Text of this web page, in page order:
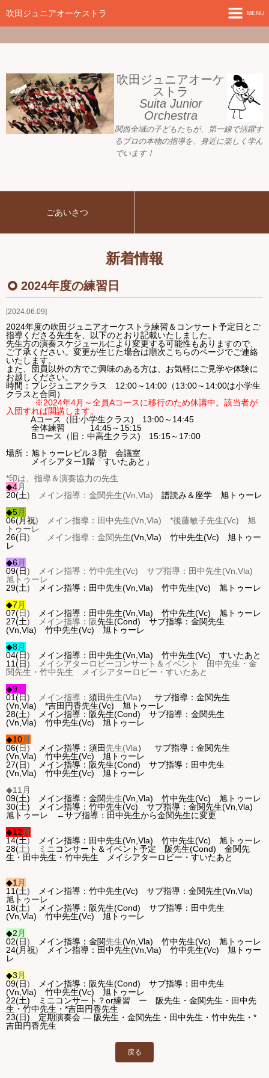
verification=nW1XDOjsXUeBk5Tr0WL2kTnlmTP78udH3yRHAbTSBv8
吹田ジュニアオーケストラ
吹田ジュニアオーケ
ストラ
Suita Junior
Orchestra
関西全域の子どもたちが、
第一線で活躍す
るプロの本物の指導を、身近に楽しく学ん
でいます！
MENU
ホーム
新着情報
活動目標
指導者ご紹介
プレジュニア クラス
Ｑ＆Ａ
お問い合わせ
ジュニアオケブログ
ごあいさつ
新着情報
2024.06.09
2024年度の練習日
2024年度の吹田ジュニアオーケストラ練習＆コンサート予定日とご
指導くださる先生を、
以下のとおり記載いたしました。
先生方の演奏スケジュールにより変更する可能性もありますので、
ご了承ください。変更が生じた場合は順次こちらのページでご連絡
いたします。
また、団員以外の方でご興味のある方は、お気軽にご見学や体験に
お越しください。
時間：プレジュニアクラス 12:00～14:00（13:00～14:00は小学生
クラスと合同）
※2024年4月～全員Aコースに移行のため休講中。該当者が
入団すれば開講します。
Aコース（旧:小学生クラス) 13:00～14:45
全体練習 14:45～15:15
Bコース（旧：中高生クラス) 15:15～17:00
場所：旭トゥーレビル３階 会議室
メイシアター1階「すいたあと」
*印は、指導＆演奏協力の先生
◆4月
20(土) メイン指導： 金関先生(Vn,Vla) 譜読み＆座学 旭トゥーレ
◆5月
06(月祝) メイン指導：田中先生(Vn,Vla) *後藤敏子先生(Vc) 旭
トゥーレ
26(日) メイン指導：金関先生(Vn,Vla) 竹中先生(Vc) 旭トゥー
レ
◆6月
09(日) メイン指導：竹中先生(Vc) サブ指導：田中先生(Vn,Vla)
旭トゥーレ
29(土) メイン指導：田中先生(Vn,Vla) 竹中先生(Vc) 旭トゥーレ
◆7 月
07(日) メイン指導：田中先生(Vn,Vla) 竹中先生(Vc) 旭トゥーレ
27(土) メイン指導：阪先生(Cond) サブ指導：金関先生
(Vn,Vla) 竹中先生(Vc) 旭トゥーレ
◆8月
04(日) メイン指導：田中先生(Vn,Vla) 竹中先生(Vc) すいたあと
11(日) メイシアターロビーコンサート＆イベント 田中先生・ 金
関先生・竹中先生 メイシアターロビー・すいたあと
◆9月
01(日) メイン指導： 須田 先生(Vla） サブ指導：金関先生
(Vn,Vla) *吉田円香先生(Vc) 旭トゥーレ
28(土) メイン指導：阪先生(Cond) サブ指導：金関先生
(Vn,Vla) 竹中先生(Vc) 旭トゥーレ
◆10月
06(日) メイン指導： 須田 先生(Vla） サブ指導：金関先生
(Vn,Vla) 竹中先生(Vc) 旭トゥーレ
27(日) メイン指導：阪先生(Cond) サブ指導：田中先生
(Vn,Vla) 竹中先生(Vc) 旭トゥーレ
◆11 月
09(土) メイン指導：金関先生(Vn,Vla) 竹中先生(Vc) 旭トゥーレ
30(土) メイン指導：竹中先生(Vc) サブ指導：金関先生(Vn,Vla)
旭トゥーレ ←サブ指導：田中先生から金関先生に変更
◆12 月
14(土) メイン指導： 田中先生(Vn,Vla) 竹中先生(Vc) 旭トゥーレ
28(土) ミニ コンサート＆イベント予定 阪先生(Cond) 金関先
生・田中先生・竹中先生 メイシアターロビー・すいたあと
◆1 月
11(土) メイン指導：竹中先生(Vc) サブ指導：金関先生(Vn,Vla)
旭トゥーレ
18(土) メイン指導：阪先生(Cond) サブ指導：田中先生
(Vn,Vla) 竹中先生(Vc) 旭トゥーレ
◆2 月
02(日) メイン指導：金関先生(Vn,Vla) 竹中先生(Vc) 旭トゥーレ
24(月祝) メイン指導：田中先生(Vn,Vla) 竹中先生(Vc) 旭トゥー
レ
◆3 月
09(日) メイン指導：阪先生(Cond) サブ指導：田中先生
(Vn,Vla) 竹中先生(Vc) 旭トゥーレ
22(土) ミニコンサート？or練習 ー 阪先生・金関先生・田中先
生・竹中先生・*吉田円香先生
23(日) 定期演奏会 ― 阪先生・金関先生・田中先生・竹中先生・ *
吉田円香先生
戻る